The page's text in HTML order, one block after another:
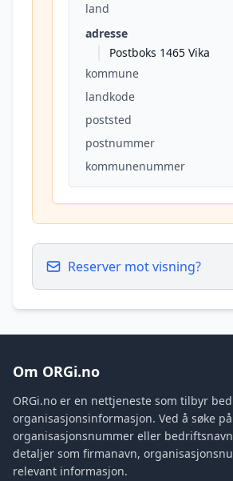
land
adresse
Postboks 1465 Vika
kommune
landkode
poststed
postnummer
kommunenummer
Reserver mot visning?
Om ORGi.no
ORGi.no er en nettjeneste som tilbyr
organisasjonsinformasjon. Ved å søke på
organisasjonsnummer eller
detaljer som firmanavn,
relevant informasjon.